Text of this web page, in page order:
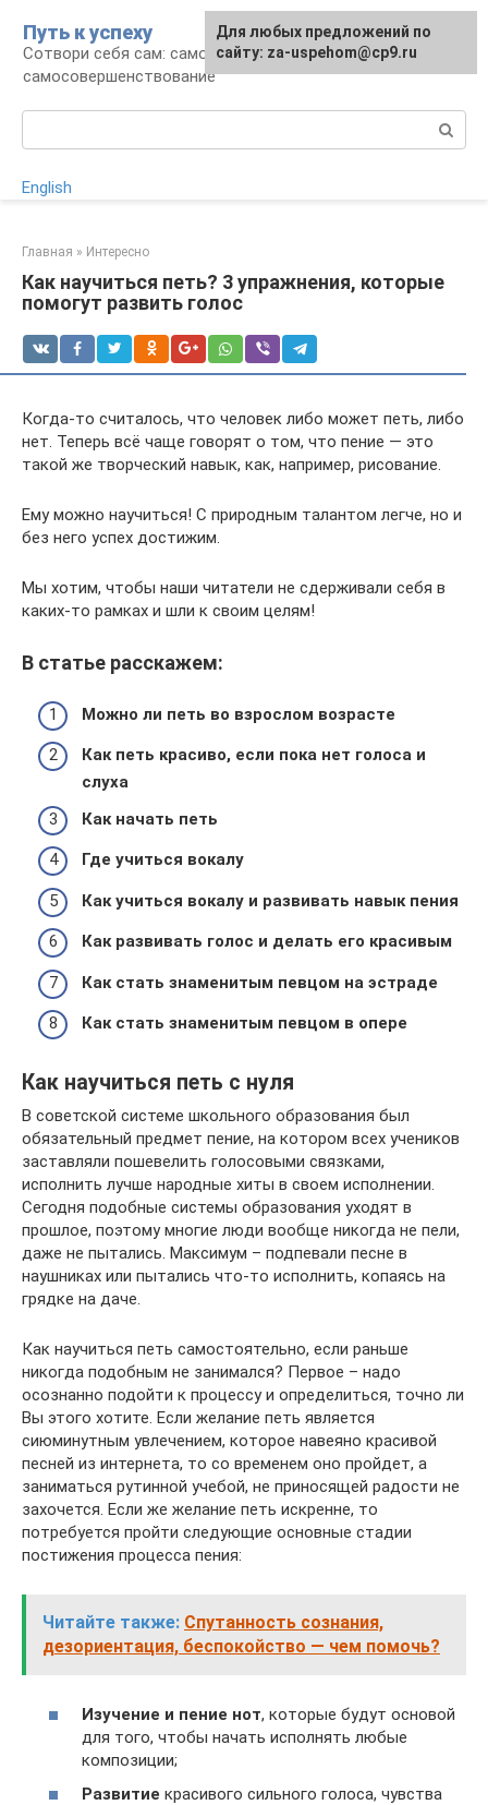
контенту
Путь к успеху
Сотвори себя сам: саморазвитие и
самосовершенствование
English
Главная » Интересно
Как научиться петь? 3 упражнения, которые
помогут развить голос
Когда-то считалось, что человек либо может петь, либо
нет. Теперь всё чаще говорят о том, что пение — это
такой же творческий навык, как, например, рисование.
Ему можно научиться! С природным талантом легче, но и
без него успех достижим.
Мы хотим, чтобы наши читатели не сдерживали себя в
каких-то рамках и шли к своим целям!
В статье расскажем:
Можно ли петь во взрослом возрасте
Как петь красиво, если пока нет голоса и
слуха
Как начать петь
Где учиться вокалу
Как учиться вокалу и развивать навык пения
Как развивать голос и делать его красивым
Как стать знаменитым певцом на эстраде
Как стать знаменитым певцом в опере
Как научиться петь с нуля
В советской системе школьного образования был
обязательный предмет пение, на котором всех учеников
заставляли пошевелить голосовыми связками,
исполнить лучше народные хиты в своем исполнении.
Сегодня подобные системы образования уходят в
прошлое, поэтому многие люди вообще никогда не пели,
даже не пытались. Максимум – подпевали песне в
наушниках или пытались что-то исполнить, копаясь на
грядке на даче.
Как научиться петь самостоятельно, если раньше
никогда подобным не занимался? Первое – надо
осознанно подойти к процессу и определиться, точно ли
Вы этого хотите. Если желание петь является
сиюминутным увлечением, которое навеяно красивой
песней из интернета, то со временем оно пройдет, а
заниматься рутинной учебой, не приносящей радости не
захочется. Если же желание петь искренне, то
потребуется пройти следующие основные стадии
постижения процесса пения:
Читайте также: Спутанность сознания,
дезориентация, беспокойство — чем помочь?
Изучение и пение нот, которые будут основой
для того, чтобы начать исполнять любые
композиции;
Развитие красивого сильного голоса, чувства
Для любых предложений по
сайту: za-uspehom@cp9.ru